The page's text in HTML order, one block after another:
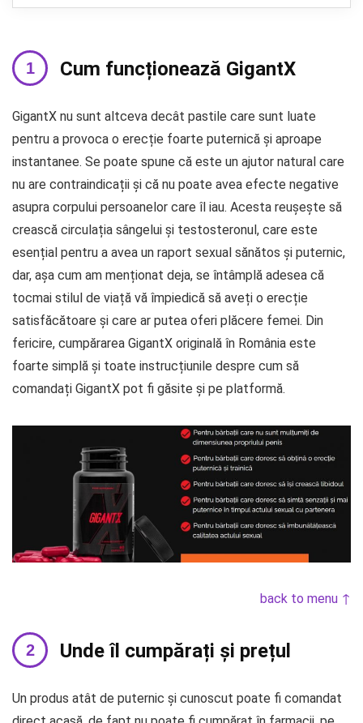
Cum funcționează GigantX
GigantX nu sunt altceva decât pastile care sunt luate
pentru a provoca o erecție foarte puternică și aproape
instantanee. Se poate spune că este un ajutor natural care
nu are contraindicații și că nu poate avea efecte negative
asupra corpului persoanelor care îl iau. Acesta reușește să
crească circulația sângelui și testosteronul, care este
esențial pentru a avea un raport sexual sănătos și puternic,
dar, așa cum am menționat deja, se întâmplă adesea că
tocmai stilul de viață vă împiedică să aveți o erecție
satisfăcătoare și care ar putea oferi plăcere femei. Din
fericire, cumpărarea GigantX originală în România este
foarte simplă și toate instrucțiunile despre cum să
comandați GigantX pot fi găsite și pe platformă.
back to menu ↑
Unde îl cumpărați și prețul
Un produs atât de puternic și cunoscut poate fi comandat